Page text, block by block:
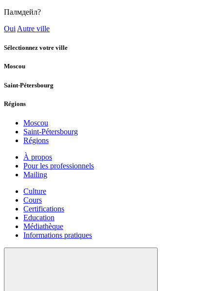
Палмдейл?
Oui Autre ville
Sélectionnez votre ville
Moscou
Saint-Pétersbourg
Régions
Moscou
Saint-Pétersbourg
Régions
À propos
Pour les professionnels
Mailing
Culture
Cours
Certifications
Education
Médiathèque
Informations pratiques